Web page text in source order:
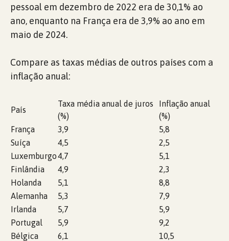
pessoal em dezembro de 2022 era de 30,1% ao
ano, enquanto na França era de 3,9% ao ano em
maio de 2024.
Compare as taxas médias de outros países com a
inflação anual:
País
Taxa média anual de juros
(%)
Inflação anual
(%)
França
3,9
5,8
Suíça
4,5
2,5
Luxemburgo4,7
5,1
Finlândia
4,9
2,3
Holanda
5,1
8,8
Alemanha
5,3
7,9
Irlanda
5,7
5,9
Portugal
5,9
9,2
Bélgica
6,1
10,5